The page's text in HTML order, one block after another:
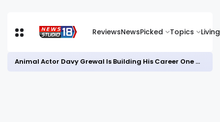
ReviewsNewsPicked Topics Living
Animal Actor Davy Grewal Is Building His Career One Role at a Time- from Courtrooms to Cinema